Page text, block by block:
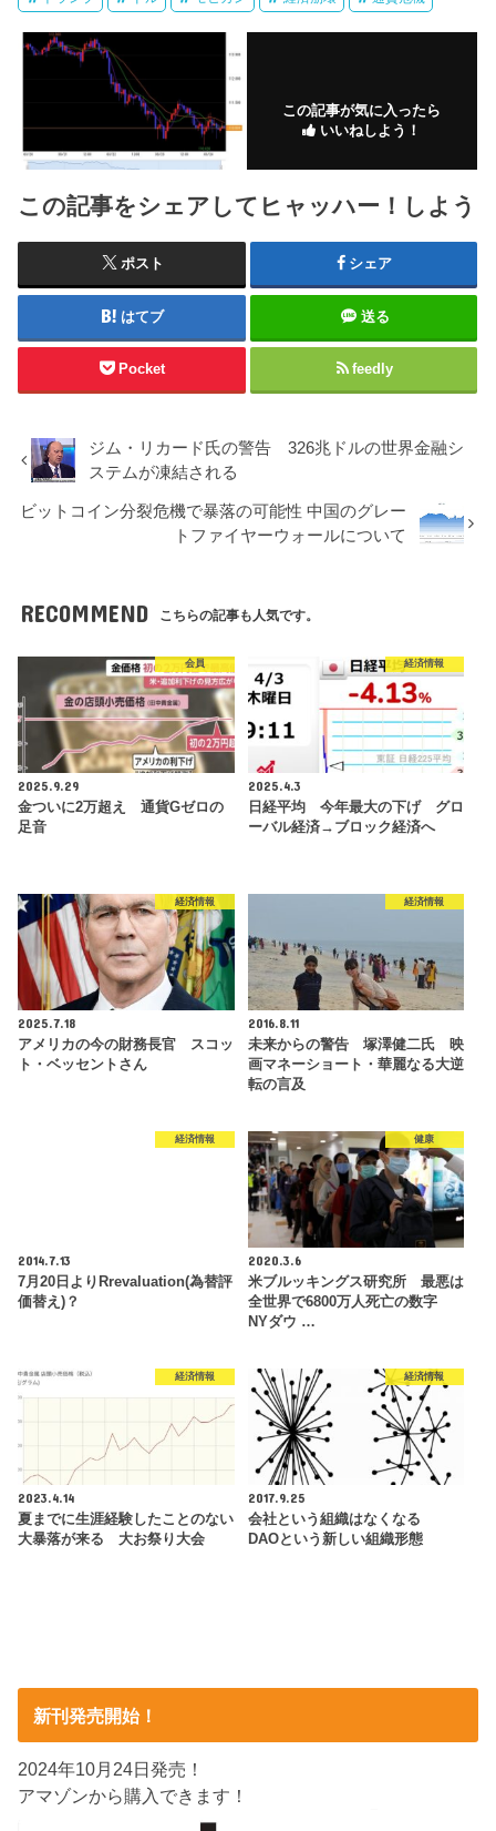
この記事が気に入ったら
いいねしよう！
この記事をシェアしてヒャッハー！しよう
ポスト シェア
はてブ 送る
Pocket feedly
ジム・リカード氏の警告 326兆ドルの世界金融シ
ステムが凍結される
ビットコイン分裂危機で暴落の可能性 中国のグレー
トファイヤーウォールについて
RECOMMEND こちらの記事も人気です。
会員
2025.9.29
金ついに2万超え 通貨Gゼロの
足音
経済情報
2025.4.3
日経平均 今年最大の下げ グロ
ーバル経済→ブロック経済へ
経済情報
2025.7.18
アメリカの今の財務長官 スコッ
ト・ベッセントさん
経済情報
2016.8.11
未来からの警告 塚澤健二氏 映
画マネーショート・華麗なる大逆
転の言及
経済情報
2014.7.13
7月20日よりRrevaluation(為替評
価替え)？
健康
2020.3.6
米ブルッキングス研究所 最悪は
全世界で6800万人死亡の数字
NYダウ …
経済情報
2023.4.14
夏までに生涯経験したことのない
大暴落が来る 大お祭り大会
経済情報
2017.9.25
会社という組織はなくなる
DAOという新しい組織形態
新刊発売開始！
2024年10月24日発売！
アマゾンから購入できます！